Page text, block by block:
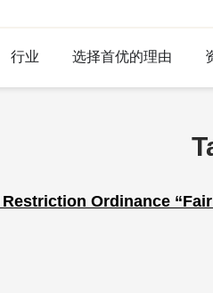
行业 选择首优的理由
Ordinance